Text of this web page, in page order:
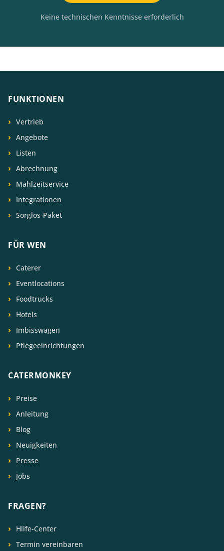
Keine technischen Kenntnisse erforderlich
FUNKTIONEN
Vertrieb
Angebote
Listen
Abrechnung
Mahlzeitservice
Integrationen
Sorglos-Paket
FÜR WEN
Caterer
Eventlocations
Foodtrucks
Hotels
Imbisswagen
Pflegeeinrichtungen
CATERMONKEY
Preise
Anleitung
Blog
Neuigkeiten
Presse
Jobs
FRAGEN?
Hilfe-Center
Termin vereinbaren